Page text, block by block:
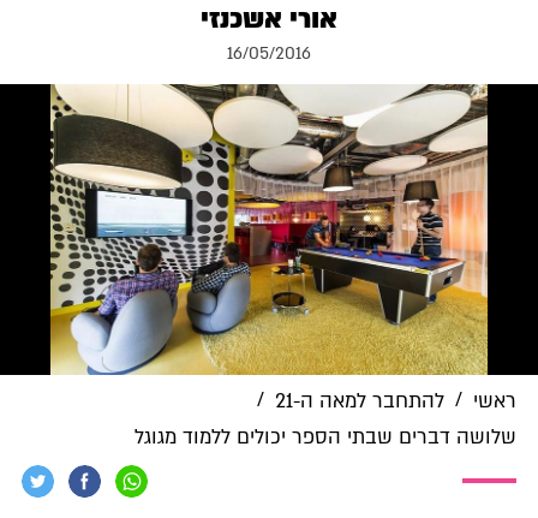
אורי אשכנזי
16/05/2016
ראשי / להתחבר למאה ה-21
/
שלושה דברים שבתי הספר יכולים ללמוד מגוגל